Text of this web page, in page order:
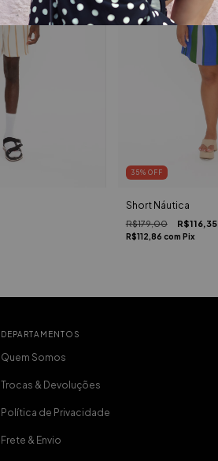
35% OFF
Short Náutica
R$179,00 R$116,35
R$112,86 com Pix
DEPARTAMENTOS
Quem Somos
Trocas & Devoluções
Política de Privacidade
Frete & Envio